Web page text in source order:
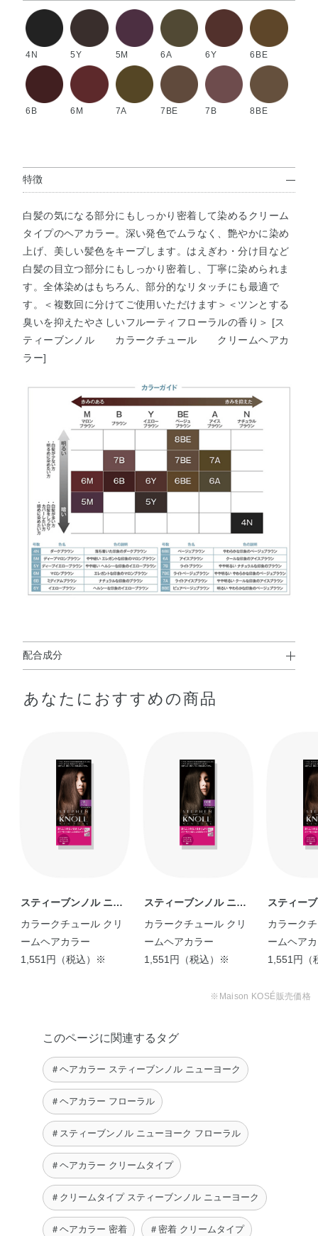
4N 5Y 5M 6A 6Y 6BE
6B 6M 7A 7BE 7B 8BE
特徴
白髪の気になる部分にもしっかり密着して染めるクリーム
タイプのヘアカラー。深い発色でムラなく、艶やかに染め
上げ、美しい髪色をキープします。はえぎわ・分け目など
白髪の目立つ部分にもしっかり密着し、丁寧に染められま
す。全体染めはもちろん、部分的なリタッチにも最適で
す。＜複数回に分けてご使用いただけます＞＜ツンとする
臭いを抑えたやさしいフルーティフローラルの香り＞ [ス
ティーブンノル カラークチュール クリームヘアカ
ラー]
配合成分
配合成分；パラアミノフェノール※、メタアミノフェノー
化型モノステアリン酸グリセリル、炭酸水素アンモニウ
ム、ポリオキシエチレンラウリルエーテル硫酸ナトリウ
ム、ポリオキシエチレンセチルエーテル、高重合メチルポ
リシロキサン（1）、ヒドロキシエチルセルロース、ポリ
オキシエチレンオレイルエーテル、ポリオキシエチレンベ
ン、無水亜硫酸ナトリウム、L－アスコルビン酸、リン酸
配合成分；過酸化水素水※、
精製水、ステアリルアルコール、セタノール、流動パラフ
ィン、ポリオキシエチレンセチルエーテル、アクリルアミ
ド・アクリル酸・塩化ジメチルジアリルアンモニウム共重
合体液、ポリオキシエチレンステアリルエーテル、ポリエ
チレングリコール4000、ヒドロキシエタンジホスホン酸
液、ソルビット液、セトステアリルアルコール、リン酸三
ナトリウム、リン酸ジセチル、ポリオキシエチレンセチル
エーテルリン酸、安息香酸ナトリウム
あなたにおすすめの商品
スティーブンノル ニュ
ーヨーク
カラークチュール クリ
ームヘアカラー
1,551円（税込）※
スティーブンノル ニュ
ーヨーク
カラークチュール クリ
ームヘアカラー
1,551円（税込）※
スティー
ーヨーク
カラーク
ームヘア
1,551円（
※Maison KOSÉ販売価格
このページに関連するタグ
＃ヘアカラー スティーブンノル ニューヨーク
＃ヘアカラー フローラル
＃スティーブンノル ニューヨーク フローラル
＃ヘアカラー クリームタイプ
＃クリームタイプ スティーブンノル ニューヨーク
＃ヘアカラー 密着 ＃密着 クリームタイプ